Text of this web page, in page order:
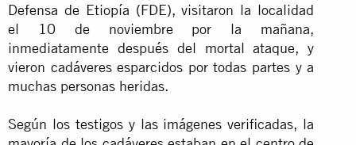
Defensa de Etiopía (FDE), visitaron la localidad
el 10 de noviembre por la mañana,
inmediatamente después del mortal ataque, y
vieron cadáveres esparcidos por todas partes y a
muchas personas heridas.
Según los testigos y las imágenes verificadas, la